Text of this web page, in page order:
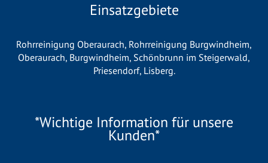
Einsatzgebiete
Rohrreinigung Oberaurach, Rohrreinigung Burgwindheim,
Oberaurach, Burgwindheim, Schönbrunn im Steigerwald,
Priesendorf, Lisberg.
*Wichtige Information für unsere
Kunden*